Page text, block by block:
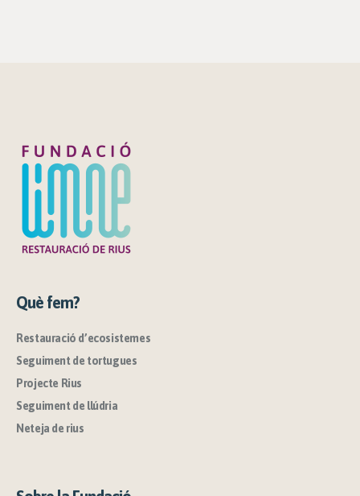
Què fem?
Restauració d’ecosistemes
Seguiment de tortugues
Projecte Rius
Seguiment de llúdria
Neteja de rius